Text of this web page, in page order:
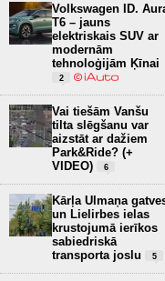
Volkswagen ID.
T6 – jauns
elektriskais SUV ar
modernām
tehnoloģijām Ķīnai
2
Vai tiešām Vanšu
tilta slēgšanu var
aizstāt ar dažiem
Park&Ride? (+
VIDEO)
6
Kārļa Ulmaņa
un Lielirbes ielas
krustojumā ierīkos
sabiedriskā
transporta joslu
5